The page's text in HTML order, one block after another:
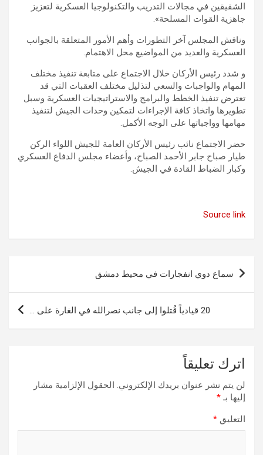
الشقيقين في مجالات التدريب والتكنولوجيا العسكرية لتعزيز
جاهزية القوات المسلحة».
وناقش المجلس آخر التطورات وأهم الأمور المتعلقة بالجوانب
العسكرية والعديد من المواضيع محل الاهتمام.
و شدد رئيس الأركان خلال الاجتماع على متابعة تنفيذ مختلف
المهام والواجبات والسعي لتذليل مختلف العقبات التي قد
تعترض تنفيذ الخطط والبرامج والاستراتيجيات العسكرية وسبل
تطويرها واتخاذ كافة الإجراءات لتمكين وحدات الجيش لتنفيذ
مهامها وواجباتها على الوجه الأكمل.
حضر الاجتماع نائب رئيس الأركان العامة للجيش اللواء الركن
طيار صباح جابر الأحمد الصباح، وأعضاء مجلس الدفاع العسكري
وكبار الضباط القادة في الجيش.
Source link
تصفّح
المقالات
سماع دوي انفجارات في محيط دمشق
20 قيادياً قُتلوا إلى جانب نصرالله في الغارة على …
اترك تعليقاً
لن يتم نشر عنوان بريدك الإلكتروني. الحقول الإلزامية مشار
إليها بـ*
التعليق *